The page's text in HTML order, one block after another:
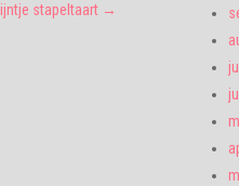
stapeltaart →